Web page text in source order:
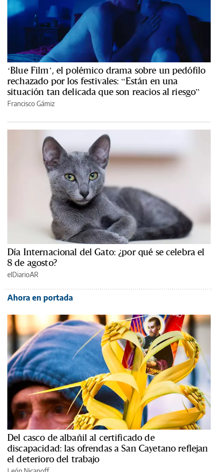
‘Blue Film’, el polémico drama sobre un pedófilo
rechazado por los festivales: “Están en una
situación tan delicada que son reacios al riesgo”
Francisco Gámiz
Día Internacional del Gato: ¿por qué se celebra el
8 de agosto?
elDiarioAR
Ahora en portada
Del casco de albañil al certificado de
discapacidad: las ofrendas a San Cayetano reflejan
el deterioro del trabajo